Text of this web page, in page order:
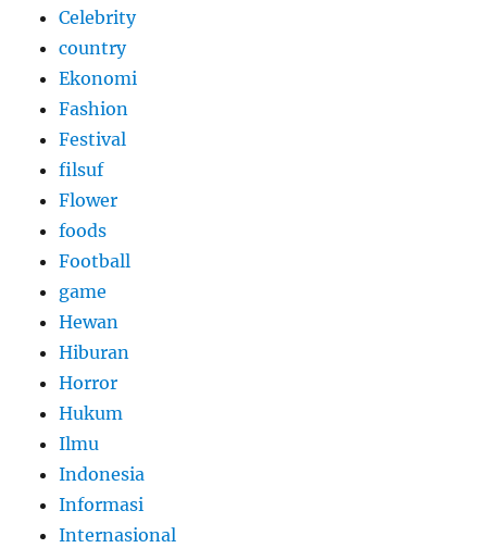
Celebrity
country
Ekonomi
Fashion
Festival
filsuf
Flower
foods
Football
game
Hewan
Hiburan
Horror
Hukum
Ilmu
Indonesia
Informasi
Internasional